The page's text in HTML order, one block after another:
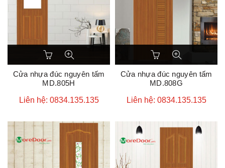
Cửa nhựa đúc nguyên tấm
MD.805H
Liên hệ: 0834.135.135
Cửa nhựa đúc nguyên tấm
MD.808G
Liên hệ: 0834.135.135